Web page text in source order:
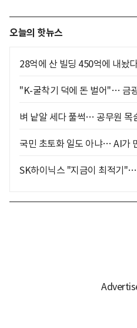
오늘의 핫뉴스
28억에 산 빌딩 450억에 내놨
"K-굴착기 덕에 돈 벌어"… 금
벼 낱알 세다 풀썩… 공무원 목
국민 초토화 일도 아냐… AI가
SK하이닉스 "지금이 최적기